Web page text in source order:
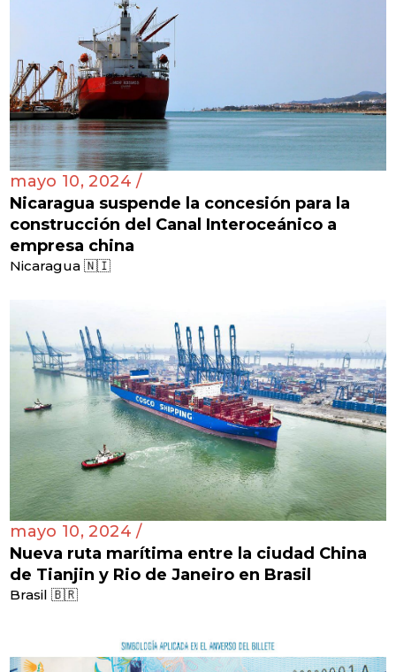
mayo 10, 2024 /
Nicaragua suspende la concesión para la
construcción del Canal Interoceánico a
empresa china
Nicaragua 🇳🇮
mayo 10, 2024 /
Nueva ruta marítima entre la ciudad China
de Tianjin y Rio de Janeiro en Brasil
Brasil 🇧🇷